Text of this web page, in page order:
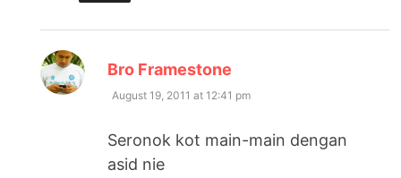
Bro Framestone
August 19, 2011 at 12:41 pm
Seronok kot main-main dengan
asid nie